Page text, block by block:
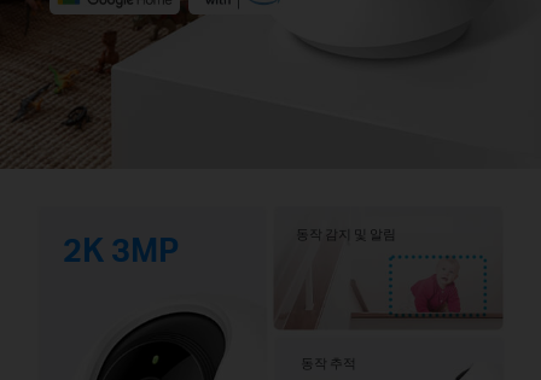
2K 3MP 동작 감지 및 알림
동작 추적